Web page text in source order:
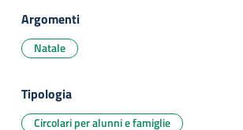
Argomenti
Natale
Tipologia
Circolari per alunni e famiglie